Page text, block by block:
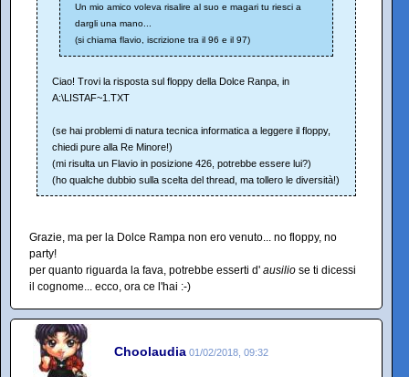
Un mio amico voleva risalire al suo e magari tu riesci a
dargli una mano...
(si chiama flavio, iscrizione tra il 96 e il 97)
Ciao! Trovi la risposta sul floppy della Dolce Ranpa, in
A:\LISTAF~1.TXT
(se hai problemi di natura tecnica informatica a leggere il floppy,
chiedi pure alla Re Minore!)
(mi risulta un Flavio in posizione 426, potrebbe essere lui?)
(ho qualche dubbio sulla scelta del thread, ma tollero le diversità!)
Grazie, ma per la Dolce Rampa non ero venuto... no floppy, no
party!
per quanto riguarda la fava, potrebbe esserti d' ausilio se ti dicessi
il cognome... ecco, ora ce l'hai :-)
Choolaudia 01/02/2018, 09:32